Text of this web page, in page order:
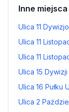
Inne
Ulica 11
Ulica 11
Ulica 11
Ulica 15
Ulica 16 Pułku
Ulica 2